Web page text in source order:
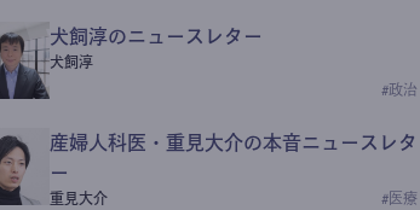
犬飼淳のニュースレター
犬飼淳
#政治
産婦人科医・重見大介の本音ニュースレタ
ー
重見大介 # 医療